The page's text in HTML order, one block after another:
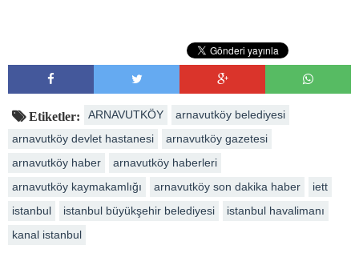
Etiketler: ARNAVUTKÖY
arnavutköy belediyesi
arnavutköy devlet hastanesi
arnavutköy gazetesi
arnavutköy haber
arnavutköy haberleri
arnavutköy kaymakamlığı
arnavutköy son dakika haber
iett
istanbul
istanbul büyükşehir belediyesi
istanbul havalimanı
kanal istanbul